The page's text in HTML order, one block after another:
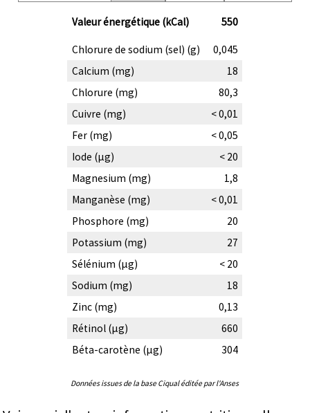
Valeur énergétique (kCal) 550
Chlorure de sodium (sel) (g)
0,045
Calcium (mg)
18
Chlorure (mg)
80,3
Cuivre (mg)
< 0,01
Fer (mg)
< 0,05
Iode (µg)
< 20
Magnesium (mg)
1,8
Manganèse (mg)
< 0,01
Phosphore (mg)
20
Potassium (mg)
27
Sélénium (µg)
< 20
Sodium (mg)
18
Zinc (mg)
0,13
Rétinol (µg)
660
Béta-carotène (µg)
304
Données issues de la base Ciqual éditée par l'Anses